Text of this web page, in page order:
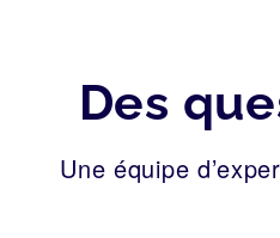
Des
Une équipe